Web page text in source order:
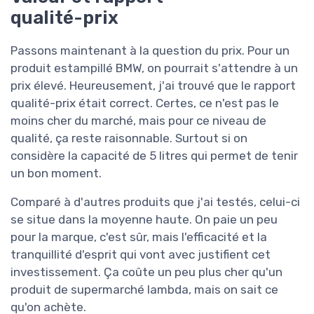
qualité-prix
Passons maintenant à la question du prix. Pour un
produit estampillé BMW, on pourrait s'attendre à un
prix élevé. Heureusement, j'ai trouvé que le rapport
qualité-prix était correct. Certes, ce n'est pas le
moins cher du marché, mais pour ce niveau de
qualité, ça reste raisonnable. Surtout si on
considère la capacité de 5 litres qui permet de tenir
un bon moment.
Comparé à d'autres produits que j'ai testés, celui-ci
se situe dans la moyenne haute. On paie un peu
pour la marque, c'est sûr, mais l'efficacité et la
tranquillité d'esprit qui vont avec justifient cet
investissement. Ça coûte un peu plus cher qu'un
produit de supermarché lambda, mais on sait ce
qu'on achète.